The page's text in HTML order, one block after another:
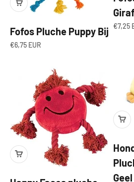
Fofos Pluche Puppy Bij
Aanbiedingsprijs
€6,75 EUR
€7,25
Geel